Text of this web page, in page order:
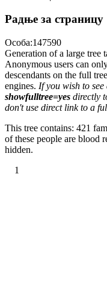
Радње за страницу
Особа:147590
Generation of a large tree
Anonymous users can
descendants on the full
engines. If you wish to
showfulltree=yes directly
don't use direct link to a
This tree contains: 421
of these people are blood
hidden.
1